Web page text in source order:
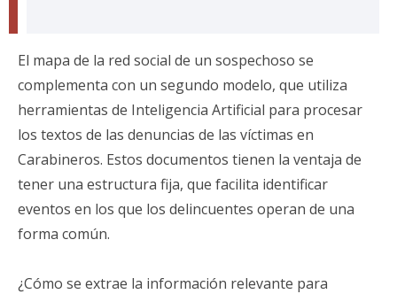
El mapa de la red social de un sospechoso se
complementa con un segundo modelo, que utiliza
herramientas de Inteligencia Artificial para procesar
los textos de las denuncias de las víctimas en
Carabineros. Estos documentos tienen la ventaja de
tener una estructura fija, que facilita identificar
eventos en los que los delincuentes operan de una
forma común.
¿Cómo se extrae la información relevante para